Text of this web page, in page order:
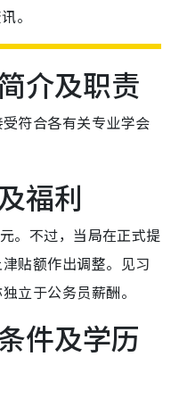
。
介及职责
符合各有关专业学会
福利
。不过，当局在正式提
贴额作出调整。见习
立于公务员薪酬。
件及学历